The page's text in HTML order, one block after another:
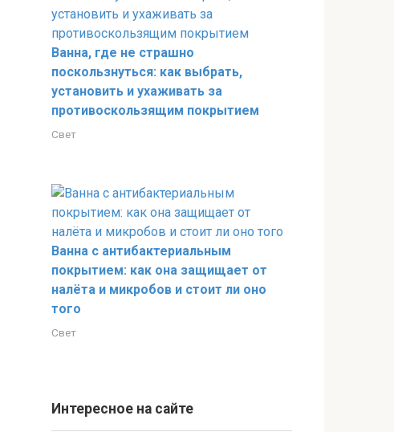
Ванна, где не страшно
поскользнуться: как выбрать,
установить и ухаживать за
противоскользящим покрытием
Свет
Ванна с антибактериальным
покрытием: как она защищает от
налёта и микробов и стоит ли оно
того
Свет
Интересное на сайте